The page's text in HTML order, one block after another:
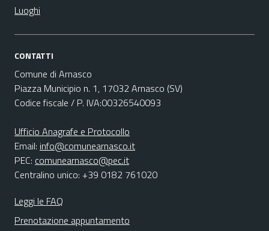
Luoghi
CONTATTI
Comune di Arnasco
Piazza Municipio n. 1, 17032 Arnasco (SV)
Codice fiscale / P. IVA:00326540093
Ufficio Anagrafe e Protocollo
Email: info@comunearnasco.it
PEC: comunearnasco@pec.it
Centralino unico: +39 0182 761020
Leggi le FAQ
Prenotazione appuntamento